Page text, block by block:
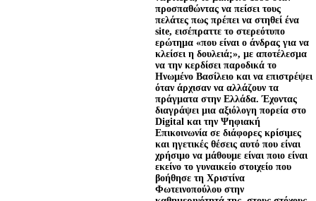
προσπαθώντας να πείσει τους
πελάτες πως πρέπει να στηθεί ένα
site, εισέπραττε το στερεότυπο
ερώτηµα «που είναι ο άνδρας για να
κλείσει η δουλειά;», µε αποτέλεσµα
να την κερδίσει παροδικά το
Ηνωµένο Βασίλειο και να επιστρέψει
όταν άρχισαν να αλλάζουν τα
πράγµατα στην Ελλάδα. Έχοντας
διαγράψει µια αξιόλογη πορεία στο
Digital και την Ψηφιακή
Επικοινωνία σε διάφορες κρίσιµες
και ηγετικές θέσεις αυτό που είναι
χρήσιµο να µάθουµε είναι ποιο είναι
εκείνο το γυναικείο στοιχείο που
βοήθησε τη Χριστίνα
Φωτεινοπούλου στην